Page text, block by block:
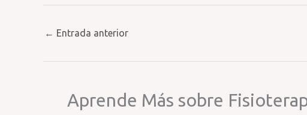
← Entrada anterior
Aprende Más sobre